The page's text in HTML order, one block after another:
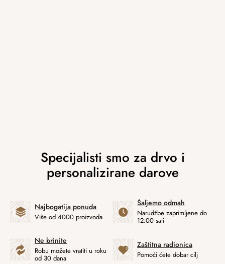
Najbogatija ponuda
Više od 4000 proizvoda
Šaljemo odmah
Narudžbe zaprimljene do
12:00 sati
Ne brinite
Robu možete vratiti u roku
od 30 dana
Zaštitna radionica
Pomoći ćete dobar cilj